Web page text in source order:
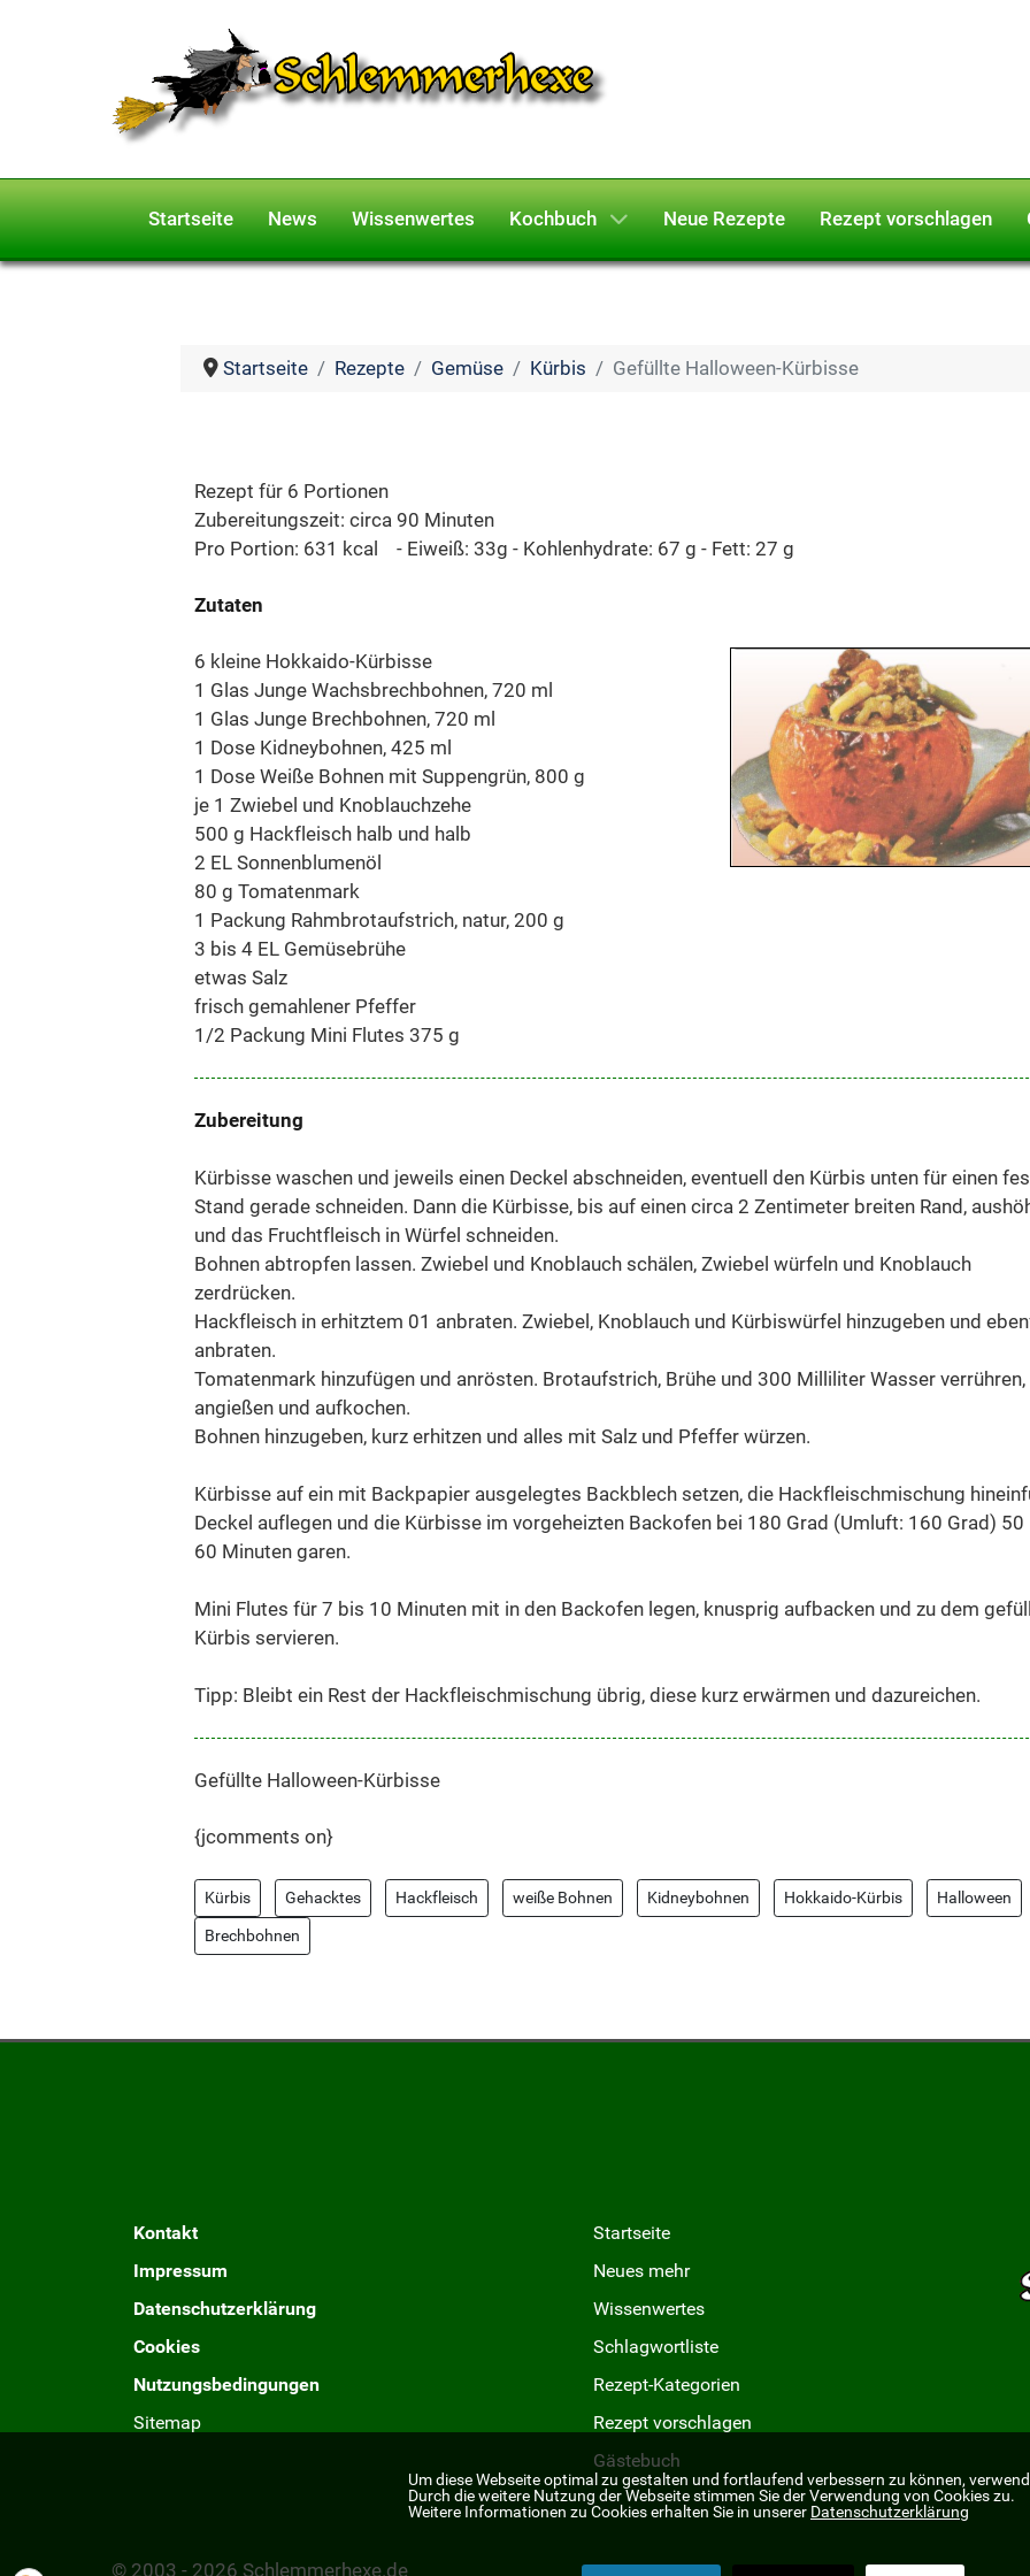
Startseite News Wissenwertes Kochbuch Neue Rezepte Rezept vorschlagen
Startseite Rezepte Gemüse Kürbis Gefüllte Halloween-Kürbisse
Rezept für 6 Portionen
Zubereitungszeit: circa 90 Minuten
Pro Portion: 631 kcal - Eiweiß: 33g - Kohlenhydrate: 67 g - Fett: 27 g
Zutaten
6 kleine Hokkaido-Kürbisse
1 Glas Junge Wachsbrechbohnen, 720 ml
1 Glas Junge Brechbohnen, 720 ml
1 Dose Kidneybohnen, 425 ml
1 Dose Weiße Bohnen mit Suppengrün, 800 g
je 1 Zwiebel und Knoblauchzehe
500 g Hackfleisch halb und halb
2 EL Sonnenblumenöl
80 g Tomatenmark
1 Packung Rahmbrotaufstrich, natur, 200 g
3 bis 4 EL Gemüsebrühe
etwas Salz
frisch gemahlener Pfeffer
1/2 Packung Mini Flutes 375 g
Zubereitung
Kürbisse waschen und jeweils einen Deckel abschneiden, eventuell den Kürbis unten für einen
Stand gerade schneiden. Dann die Kürbisse, bis auf einen circa 2 Zentimeter breiten Rand,
und das Fruchtfleisch in Würfel schneiden.
Bohnen abtropfen lassen. Zwiebel und Knoblauch schälen, Zwiebel würfeln und Knoblauch
zerdrücken.
Hackfleisch in erhitztem 01 anbraten. Zwiebel, Knoblauch und Kürbiswürfel hinzugeben und
anbraten.
Tomatenmark hinzufügen und anrösten. Brotaufstrich, Brühe und 300 Milliliter Wasser verrühren,
angießen und aufkochen.
Bohnen hinzugeben, kurz erhitzen und alles mit Salz und Pfeffer würzen.
Kürbisse auf ein mit Backpapier ausgelegtes Backblech setzen, die Hackfleischmischung
Deckel auflegen und die Kürbisse im vorgeheizten Backofen bei 180 Grad (Umluft: 160 Grad) 50
60 Minuten garen.
Mini Flutes für 7 bis 10 Minuten mit in den Backofen legen, knusprig aufbacken und zu dem
Kürbis servieren.
Tipp: Bleibt ein Rest der Hackfleischmischung übrig, diese kurz erwärmen und dazureichen.
Gefüllte Halloween-Kürbisse
{jcomments on}
Kürbis Gehacktes Hackfleisch weiße Bohnen Kidneybohnen Hokkaido-Kürbis Halloween
Brechbohnen
Kontakt
Impressum
Datenschutzerklärung
Cookies
Nutzungsbedingungen
Sitemap
Startseite
Neues mehr
Wissenwertes
Schlagwortliste
Rezept-Kategorien
Rezept vorschlagen
Gästebuch
© 2003 - 2026 Schlemmerhexe.de
Um diese Webseite optimal zu gestalten und fortlaufend verbessern zu können,
Durch die weitere Nutzung der Webseite stimmen Sie der Verwendung von Cookies zu.
Weitere Informationen zu Cookies erhalten Sie in unserer Datenschutzerklärung